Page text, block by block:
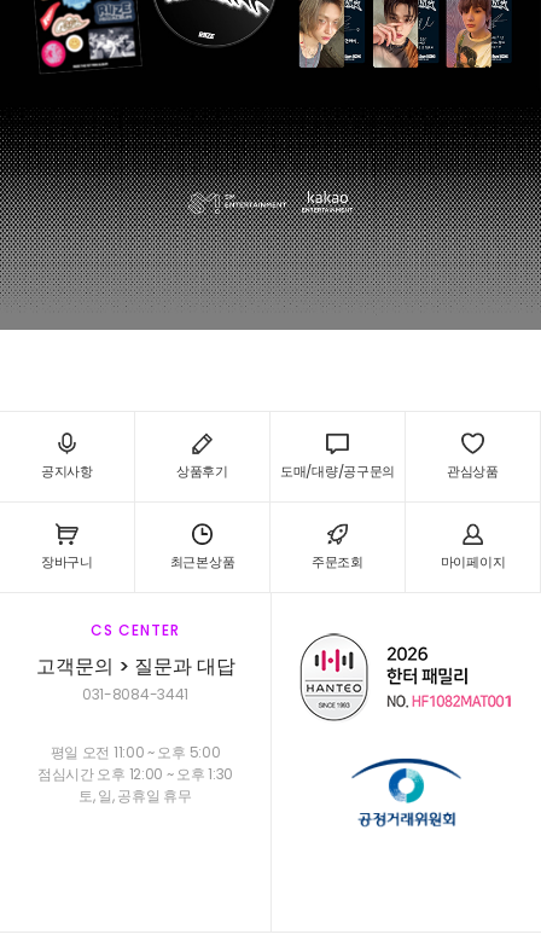
공지사항 상품후기 도매/대량/공구문의 관심상품
장바구니 최근본상품 주문조회 마이페이지
CS CENTER
고객문의 > 질문과 대답
031-8084-3441
평일 오전 11:00 ~ 오후 5:00
점심시간 오후 12:00 ~ 오후 1:30
토, 일, 공휴일 휴무